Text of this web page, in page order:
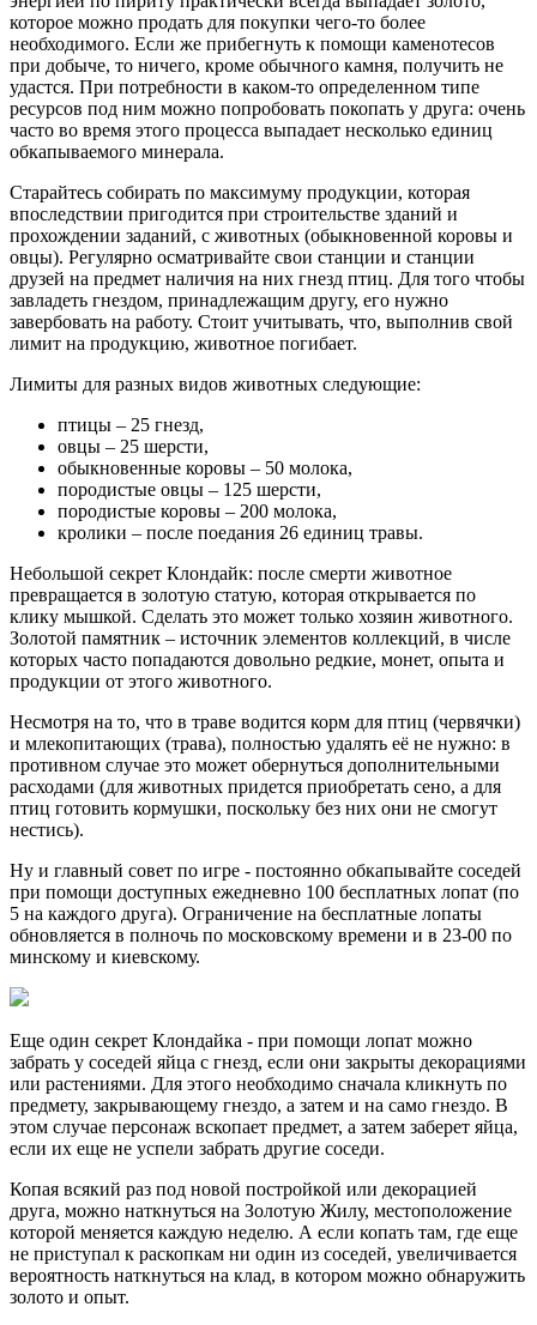
которое можно продать для покупки чего-то более
необходимого. Если же прибегнуть к помощи каменотесов
при добыче, то ничего, кроме обычного камня, получить не
удастся. При потребности в каком-то определенном типе
ресурсов под ним можно попробовать покопать у друга: очень
часто во время этого процесса выпадает несколько единиц
обкапываемого минерала.
Старайтесь собирать по максимуму продукции, которая
впоследствии пригодится при строительстве зданий и
прохождении заданий, с животных (обыкновенной коровы и
овцы). Регулярно осматривайте свои станции и станции
друзей на предмет наличия на них гнезд птиц. Для того чтобы
завладеть гнездом, принадлежащим другу, его нужно
завербовать на работу. Стоит учитывать, что, выполнив свой
лимит на продукцию, животное погибает.
Лимиты для разных видов животных следующие:
птицы – 25 гнезд,
овцы – 25 шерсти,
обыкновенные коровы – 50 молока,
породистые овцы – 125 шерсти,
породистые коровы – 200 молока,
кролики – после поедания 26 единиц травы.
Небольшой секрет Клондайк: после смерти животное
превращается в золотую статую, которая открывается по
клику мышкой. Сделать это может только хозяин животного.
Золотой памятник – источник элементов коллекций, в числе
которых часто попадаются довольно редкие, монет, опыта и
продукции от этого животного.
Несмотря на то, что в траве водится корм для птиц (червячки)
и млекопитающих (трава), полностью удалять её не нужно: в
противном случае это может обернуться дополнительными
расходами (для животных придется приобретать сено, а для
птиц готовить кормушки, поскольку без них они не смогут
нестись).
Ну и главный совет по игре - постоянно обкапывайте соседей
при помощи доступных ежедневно 100 бесплатных лопат (по
5 на каждого друга). Ограничение на бесплатные лопаты
обновляется в полночь по московскому времени и в 23-00 по
минскому и киевскому.
Еще один секрет Клондайка - при помощи лопат можно
забрать у соседей яйца с гнезд, если они закрыты декорациями
или растениями. Для этого необходимо сначала кликнуть по
предмету, закрывающему гнездо, а затем и на само гнездо. В
этом случае персонаж вскопает предмет, а затем заберет яйца,
если их еще не успели забрать другие соседи.
Копая всякий раз под новой постройкой или декорацией
друга, можно наткнуться на Золотую Жилу, местоположение
которой меняется каждую неделю. А если копать там, где еще
не приступал к раскопкам ни один из соседей, увеличивается
вероятность наткнуться на клад, в котором можно обнаружить
золото и опыт.